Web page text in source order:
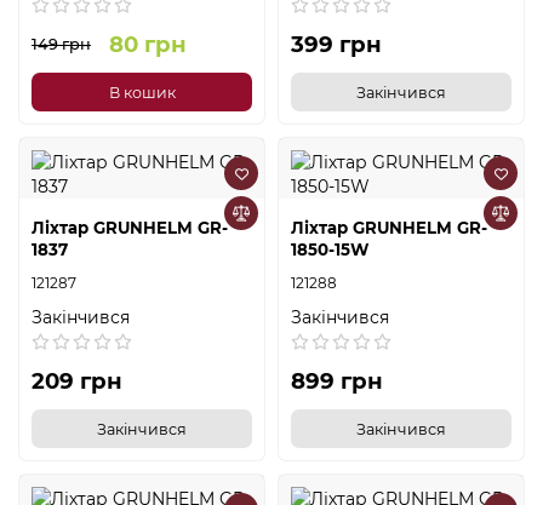
149 грн 80 грн
В кошик
399 грн
Закінчився
Ліхтар GRUNHELM GR-
1837
121287
Закінчився
209 грн
Закінчився
Ліхтар GRUNHELM GR-
1850-15W
121288
Закінчився
899 грн
Закінчився